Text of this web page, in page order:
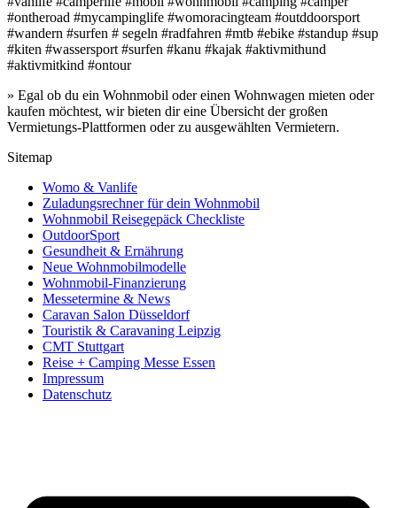
#ontheroad #mycampinglife #womoracingteam #outddoorsport
#wandern #surfen # segeln #radfahren #mtb #ebike #standup #sup
#kiten #wassersport #surfen #kanu #kajak #aktivmithund
#aktivmitkind #ontour
» Egal ob du ein Wohnmobil oder einen Wohnwagen mieten oder
kaufen möchtest, wir bieten dir eine Übersicht der großen
Vermietungs-Plattformen oder zu ausgewählten Vermietern.
Sitemap
Womo & Vanlife
Zuladungsrechner für dein Wohnmobil
Wohnmobil Reisegepäck Checkliste
OutdoorSport
Gesundheit & Ernährung
Neue Wohnmobilmodelle
Wohnmobil-Finanzierung
Messetermine & News
Caravan Salon Düsseldorf
Touristik & Caravaning Leipzig
CMT Stuttgart
Reise + Camping Messe Essen
Impressum
Datenschutz